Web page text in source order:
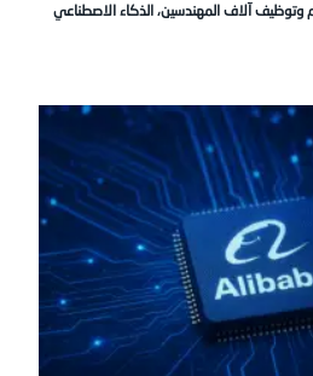
وتوظيف آلاف المهندسين، الذكاء الاصطناعي